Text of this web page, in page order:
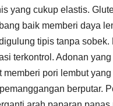
yang cukup elastis.
baik memberi daya
tipis tanpa sobek.
terkontrol. Adonan
memberi pori lembut
berputar.